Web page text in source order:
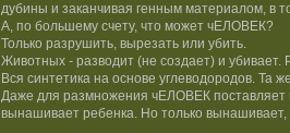
дубины и заканчивая генным материалом, в
А, по большему счету, что может чЕЛОВЕК?
Только разрушить, вырезать или убить.
Животных - разводит (не создает) и убивает.
Вся синтетика на основе углеводородов. Та
Даже для размножения чЕЛОВЕК поставляет
вынашивает ребенка. Но только вынашивает,